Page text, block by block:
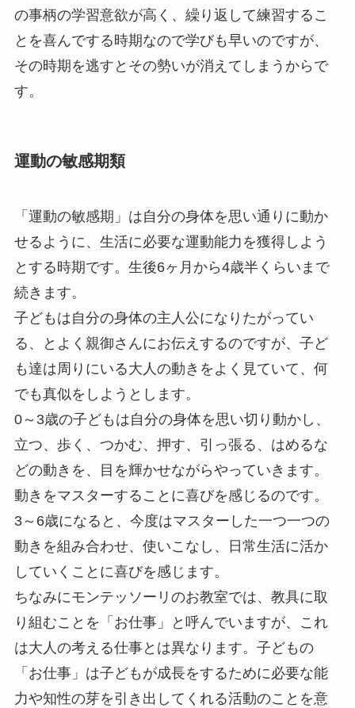
の事柄の学習意欲が高く、繰り返して練習するこ
とを喜んでする時期なので学びも早いのですが、
その時期を逃すとその勢いが消えてしまうからで
す。
運動の敏感期類
「運動の敏感期」は自分の身体を思い通りに動か
せるように、生活に必要な運動能力を獲得しよう
とする時期です。生後6ヶ月から4歳半くらいまで
続きます。
子どもは自分の身体の主人公になりたがってい
る、とよく親御さんにお伝えするのですが、子ど
も達は周りにいる大人の動きをよく見ていて、何
でも真似をしようとします。
0～3歳の子どもは自分の身体を思い切り動かし、
立つ、歩く、つかむ、押す、引っ張る、はめるな
どの動きを、目を輝かせながらやっていきます。
動きをマスターすることに喜びを感じるのです。
3～6歳になると、今度はマスターした一つ一つの
動きを組み合わせ、使いこなし、日常生活に活か
していくことに喜びを感じます。
ちなみにモンテッソーリのお教室では、教具に取
り組むことを「お仕事」と呼んでいますが、これ
は大人の考える仕事とは異なります。子どもの
「お仕事」は子どもが成長をするために必要な能
力や知性の芽を引き出してくれる活動のことを意